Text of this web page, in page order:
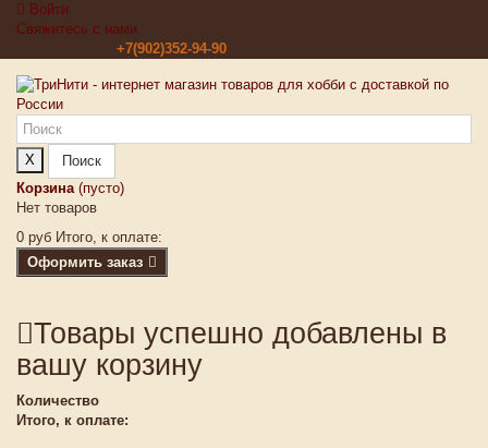
Войти
Свяжитесь с нами
+7(902)352-94-90
X
Поиск
Корзина (пусто)
Нет товаров
0 руб Итого, к оплате:
Оформить заказ
Товары успешно добавлены в
вашу корзину
Количество
Итого, к оплате: